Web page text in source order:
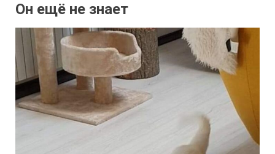
Он ещё не знает